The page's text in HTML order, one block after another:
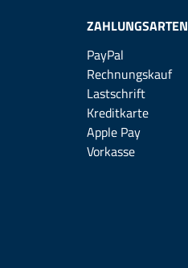
ZAHLUNGSARTEN
PayPal
Rechnungskauf
Lastschrift
Kreditkarte
Apple Pay
Vorkasse